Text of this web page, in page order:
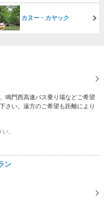
カヌー・カヤック
鳴門西高速バス乗り場などご希望
さい。遠方のご希望も距離により
。
ン